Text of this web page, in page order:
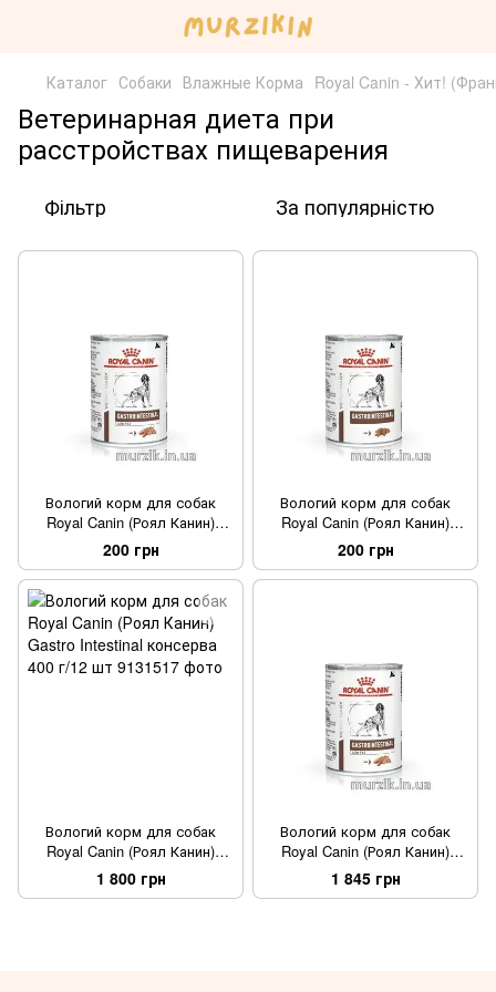
Каталог Собаки Влажные Корма Royal Canin - Хит!
Ветеринарная диета при
расстройствах пищеварения
Фільтр За популярністю
Вологий корм для собак
Royal Canin (Роял Канин)
Gastro Intestinal Low Fat
Canine консерва 410 г./1 шт
200 грн
Вологий корм для собак
Royal Canin (Роял Канин)
Gastro Intestinal консерва 400
г./1 шт
200 грн
Вологий корм для собак
Royal Canin (Роял Канин)
Gastro Intestinal консерва 400
г/12 шт
1 800 грн
Вологий корм для собак
Royal Canin (Роял Канин)
Gastro Intestinal Low Fat
Canine консерва 410 г./12 шт
1 845 грн